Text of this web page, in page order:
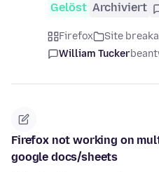
Gelöst Archiviert
Firefox Site
William Tucker
Firefox not working on
google docs/sheets